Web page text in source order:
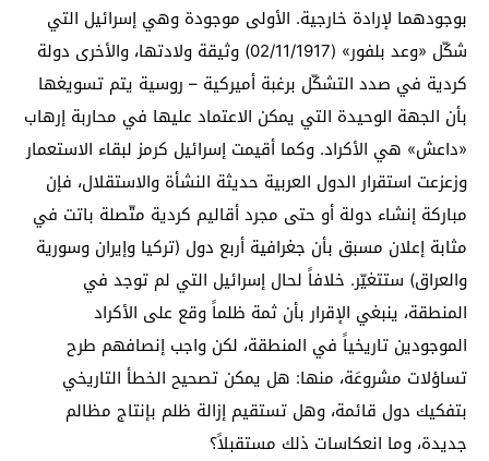
بوجودهما لإرادة خارجية. الأولى موجودة وهي إسرائيل التي
شكّل «وعد بلفور» (02/11/1917) وثيقة ولادتها، والأخرى دولة
كردية في صدد التشكّل برغبة أميركية – روسية يتم تسويغها
بأن الجهة الوحيدة التي يمكن الاعتماد عليها في محاربة إرهاب
«داعش» هي الأكراد. وكما أقيمت إسرائيل كرمز لبقاء الاستعمار
وزعزعت استقرار الدول العربية حديثة النشأة والاستقلال، فإن
مباركة إنشاء دولة أو حتى مجرد أقاليم كردية متّصلة باتت في
مثابة إعلان مسبق بأن جغرافية أربع دول (تركيا وإيران وسورية
والعراق) ستتغيّر. خلافاً لحال إسرائيل التي لم توجد في
المنطقة، ينبغي الإقرار بأن ثمة ظلماً وقع على الأكراد
الموجودين تاريخياً في المنطقة، لكن واجب إنصافهم طرح
تساؤلات مشروعَة، منها: هل يمكن تصحيح الخطأ التاريخي
بتفكيك دول قائمة، وهل تستقيم إزالة ظلم بإنتاج مظالم
جديدة، وما انعكاسات ذلك مستقبلاً؟